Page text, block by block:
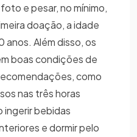
e pesar, no mínimo,
doação, a idade
anos. Além disso, os
boas condições de
como
nas três horas
ingerir bebidas
e dormir pelo